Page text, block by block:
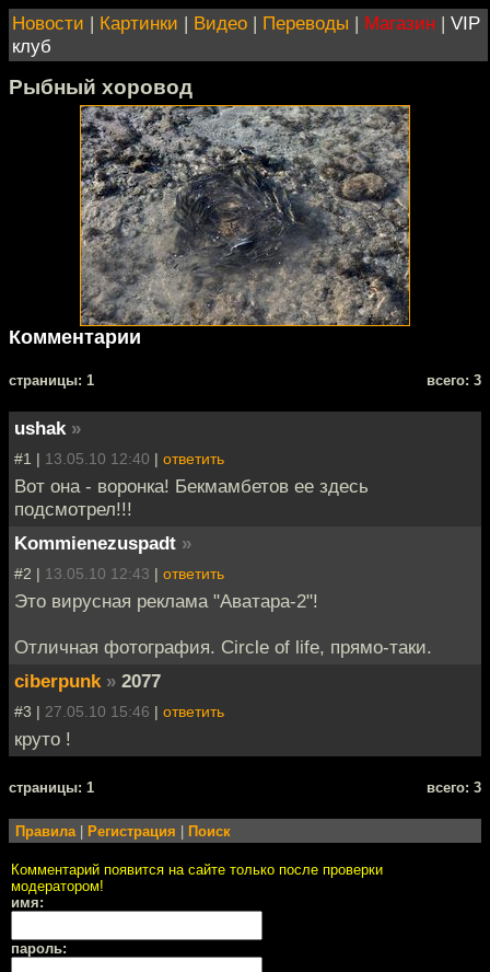
Новости | Картинки | Видео | Переводы | Магазин | VIP
клуб
Рыбный хоровод
Комментарии
cтраницы: 1 всего: 3
ushak »
#1 | 13.05.10 12:40 | ответить
Вот она - воронка! Бекмамбетов ее здесь
подсмотрел!!!
Kommienezuspadt »
#2 | 13.05.10 12:43 | ответить
Это вирусная реклама "Аватара-2"!
Отличная фотография. Circle of life, прямо-таки.
ciberpunk » 2077
#3 | 27.05.10 15:46 | ответить
круто !
cтраницы: 1 всего: 3
Правила Регистрация Поиск
Комментарий появится на сайте только после проверки
модератором!
имя:
пароль: